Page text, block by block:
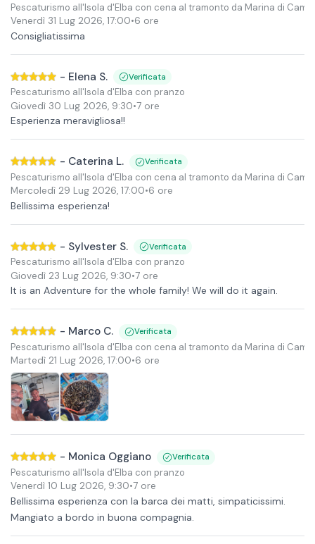
Pescaturismo all'Isola d'Elba con cena al tramonto da Marina di
Venerdì 31 Lug 2026, 17:00•6 ore
Consigliatissima
- Elena S. Verificata
Pescaturismo all'Isola d'Elba con pranzo
Giovedì 30 Lug 2026, 9:30•7 ore
Esperienza meravigliosa!!
- Caterina L. Verificata
Pescaturismo all'Isola d'Elba con cena al tramonto da Marina di
Mercoledì 29 Lug 2026, 17:00•6 ore
Bellissima esperienza!
- Sylvester S. Verificata
Pescaturismo all'Isola d'Elba con pranzo
Giovedì 23 Lug 2026, 9:30•7 ore
It is an Adventure for the whole family! We will do it again.
- Marco C. Verificata
Pescaturismo all'Isola d'Elba con cena al tramonto da Marina di
Martedì 21 Lug 2026, 17:00•6 ore
- Monica Oggiano Verificata
Pescaturismo all'Isola d'Elba con pranzo
Venerdì 10 Lug 2026, 9:30•7 ore
Bellissima esperienza con la barca dei matti, simpaticissimi.
Mangiato a bordo in buona compagnia.